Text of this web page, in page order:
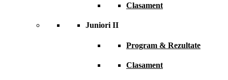
Clasament
Juniori II
Program & Rezultate
Clasament